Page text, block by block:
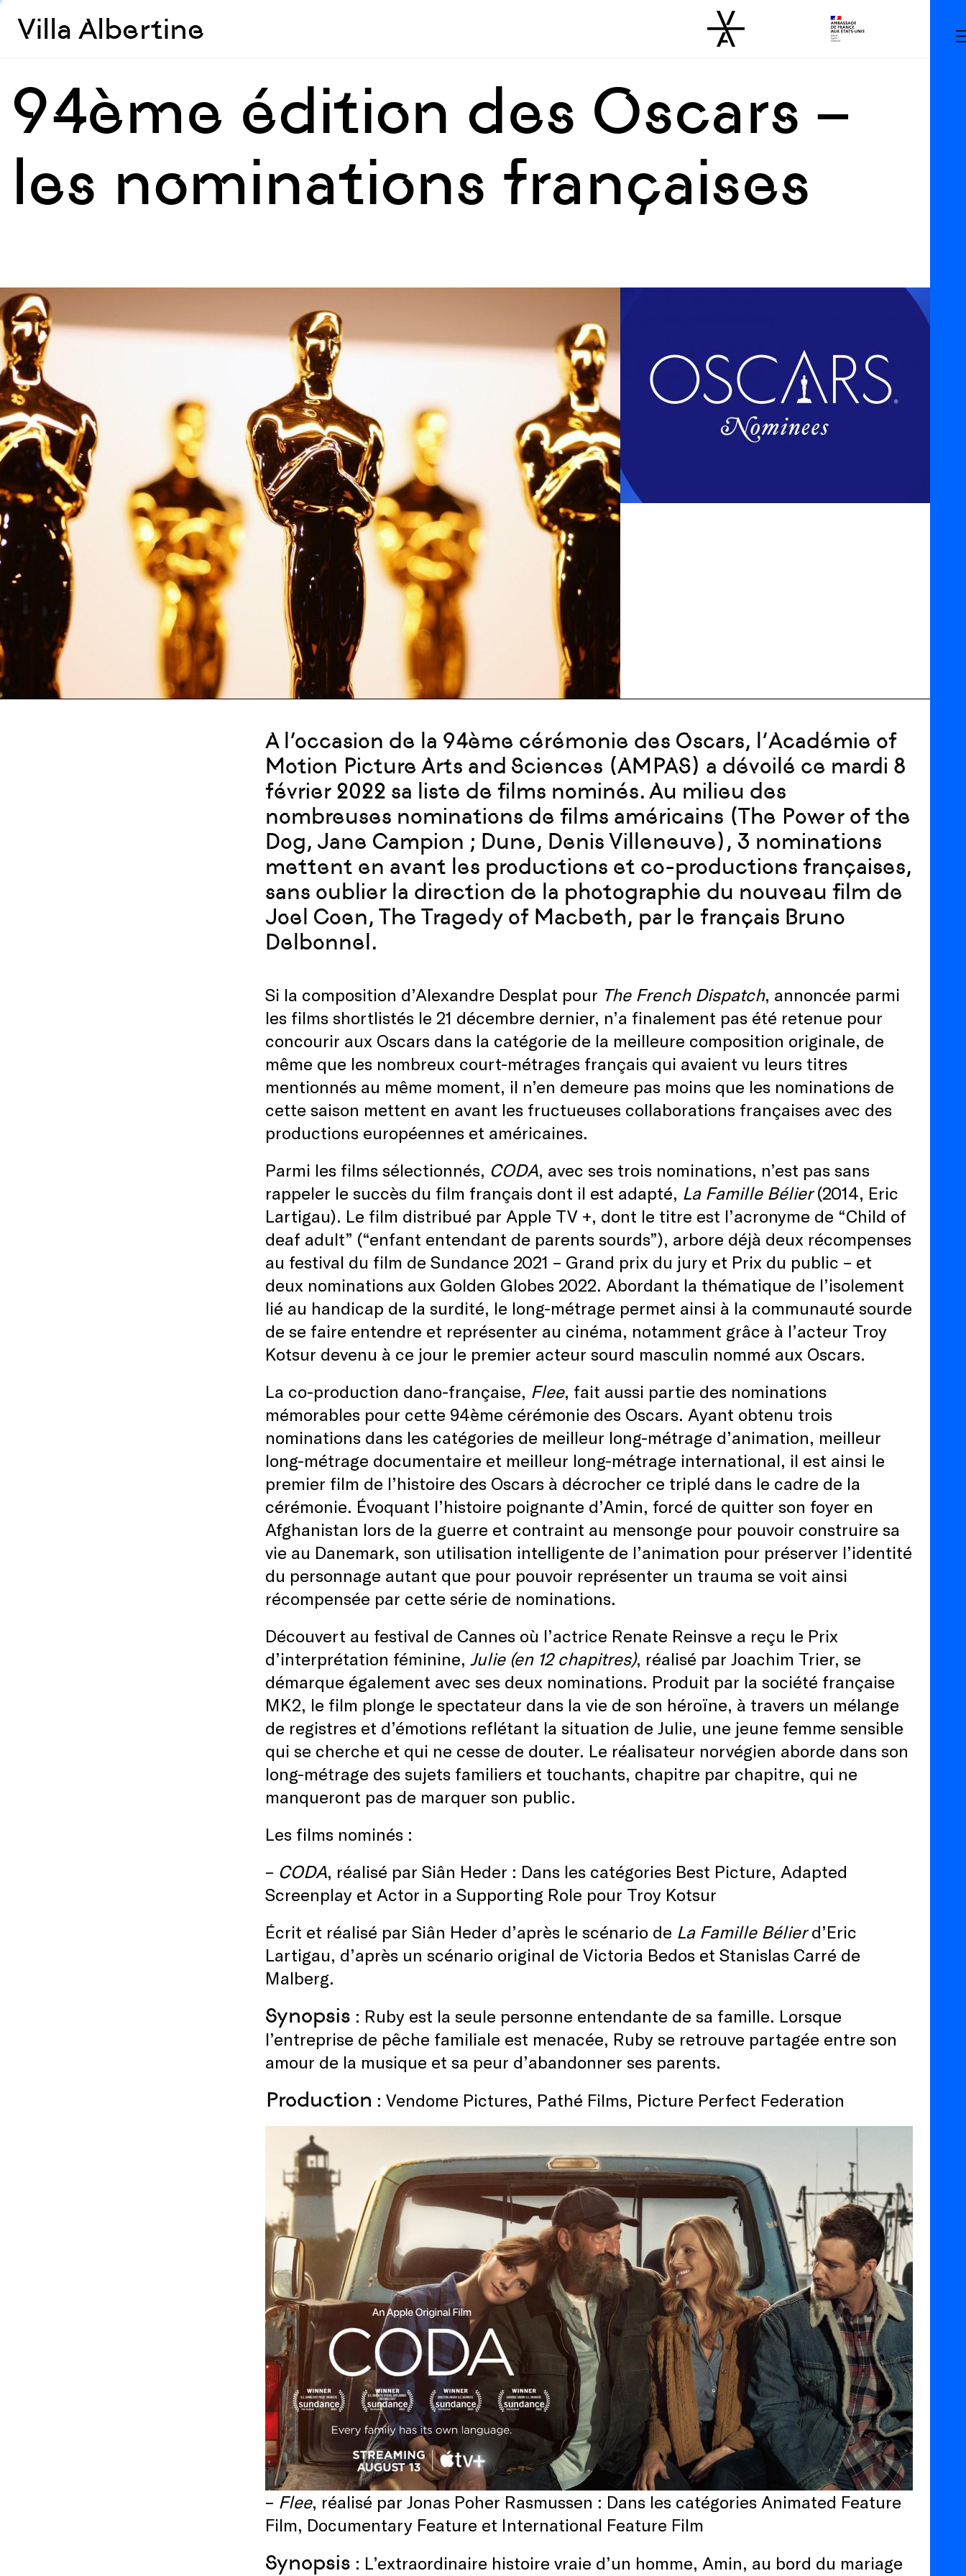
Villa Albertine
94ème édition des Oscars –
les nominations françaises
A l’occasion de la 94ème cérémonie des Oscars, l’Académie of
Motion Picture Arts and Sciences (AMPAS) a dévoilé ce mardi 8
février 2022 sa liste de films nominés. Au milieu des
nombreuses nominations de films américains (The Power of the
Dog, Jane Campion ; Dune, Denis Villeneuve), 3 nominations
mettent en avant les productions et co-productions françaises,
sans oublier la direction de la photographie du nouveau film de
Joel Coen, The Tragedy of Macbeth, par le français Bruno
Delbonnel.
Si la composition d’Alexandre Desplat pour The French Dispatch, annoncée parmi
les films shortlistés le 21 décembre dernier, n’a finalement pas été retenue pour
concourir aux Oscars dans la catégorie de la meilleure composition originale, de
même que les nombreux court-métrages français qui avaient vu leurs titres
mentionnés au même moment, il n’en demeure pas moins que les nominations de
cette saison mettent en avant les fructueuses collaborations françaises avec des
productions européennes et américaines.
Parmi les films sélectionnés, CODA, avec ses trois nominations, n’est pas sans
rappeler le succès du film français dont il est adapté, La Famille Bélier(2014, Eric
Lartigau). Le film distribué par Apple TV +, dont le titre est l’acronyme de “Child of
deaf adult” (“enfant entendant de parents sourds”), arbore déjà deux récompenses
au festival du film de Sundance 2021 – Grand prix du jury et Prix du public – et
deux nominations aux Golden Globes 2022. Abordant la thématique de l’isolement
lié au handicap de la surdité, le long-métrage permet ainsi à la communauté sourde
de se faire entendre et représenter au cinéma, notamment grâce à l’acteur Troy
Kotsur devenu à ce jour le premier acteur sourd masculin nommé aux Oscars.
La co-production dano-française, Flee, fait aussi partie des nominations
mémorables pour cette 94ème cérémonie des Oscars. Ayant obtenu trois
nominations dans les catégories de meilleur long-métrage d’animation, meilleur
long-métrage documentaire et meilleur long-métrage international, il est ainsi le
premier film de l’histoire des Oscars à décrocher ce triplé dans le cadre de la
cérémonie. Évoquant l’histoire poignante d’Amin, forcé de quitter son foyer en
Afghanistan lors de la guerre et contraint au mensonge pour pouvoir construire sa
vie au Danemark, son utilisation intelligente de l’animation pour préserver l’identité
du personnage autant que pour pouvoir représenter un trauma se voit ainsi
récompensée par cette série de nominations.
Découvert au festival de Cannes où l’actrice Renate Reinsve a reçu le Prix
d’interprétation féminine, Julie (en 12 chapitres), réalisé par Joachim Trier, se
démarque également avec ses deux nominations. Produit par la société française
MK2, le film plonge le spectateur dans la vie de son héroïne, à travers un mélange
de registres et d’émotions reflétant la situation de Julie, une jeune femme sensible
qui se cherche et qui ne cesse de douter. Le réalisateur norvégien aborde dans son
long-métrage des sujets familiers et touchants, chapitre par chapitre, qui ne
manqueront pas de marquer son public.
Les films nominés :
– CODA, réalisé par Siân Heder : Dans les catégories Best Picture, Adapted
Screenplay et Actor in a Supporting Role pour Troy Kotsur
Écrit et réalisé par Siân Heder d’après le scénario de La Famille Bélierd’Eric
Lartigau, d’après un scénario original de Victoria Bedos et Stanislas Carré de
Malberg.
Synopsis : Ruby est la seule personne entendante de sa famille. Lorsque
l’entreprise de pêche familiale est menacée, Ruby se retrouve partagée entre son
amour de la musique et sa peur d’abandonner ses parents.
Production : Vendome Pictures, Pathé Films, Picture Perfect Federation
– Flee, réalisé par Jonas Poher Rasmussen : Dans les catégories Animated Feature
Film, Documentary Feature et International Feature Film
Synopsis : L’extraordinaire histoire vraie d’un homme, Amin, au bord du mariage